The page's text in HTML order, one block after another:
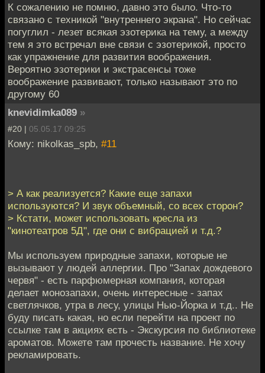
К сожалению не помню, давно это было. Что-то
связано с техникой "внутреннего экрана". Но сейчас
погуглил - лезет всякая эзотерика на тему, а между
тем я это встречал вне связи с эзотерикой, просто
как упражнение для развития воображения.
Вероятно эзотерики и экстрасенсы тоже
воображение развивают, только называют это по
другому 60
knevidimka089 »
#20 | 05.05.17 09:25
Кому: nikolkas_spb, #11
> А как реализуется? Какие еще запахи
используются? И звук объемный, со всех сторон?
> Кстати, может использовать кресла из
"кинотеатров 5Д", где они с вибрацией и т.д.?
Мы используем природные запахи, которые не
вызывают у людей аллергии. Про "Запах дождевого
червя" - есть парфюмерная компания, которая
делает монозапахи, очень интересные - запах
светлячков, утра в лесу, улицы Нью-Йорка и т.д.. Не
буду писать какая, но если перейти на проект по
ссылке там в акциях есть - Экскурсия по библиотеке
ароматов. Можете там прочесть название. Не хочу
рекламировать.